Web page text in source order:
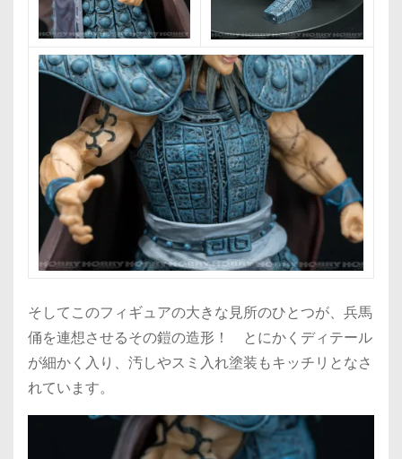
そしてこのフィギュアの大きな見所のひとつが、兵馬
俑を連想させるその鎧の造形！ とにかくディテール
が細かく入り、汚しやスミ入れ塗装もキッチリとなさ
れています。